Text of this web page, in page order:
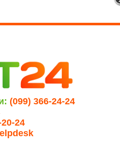
(099) 366-24-24
24